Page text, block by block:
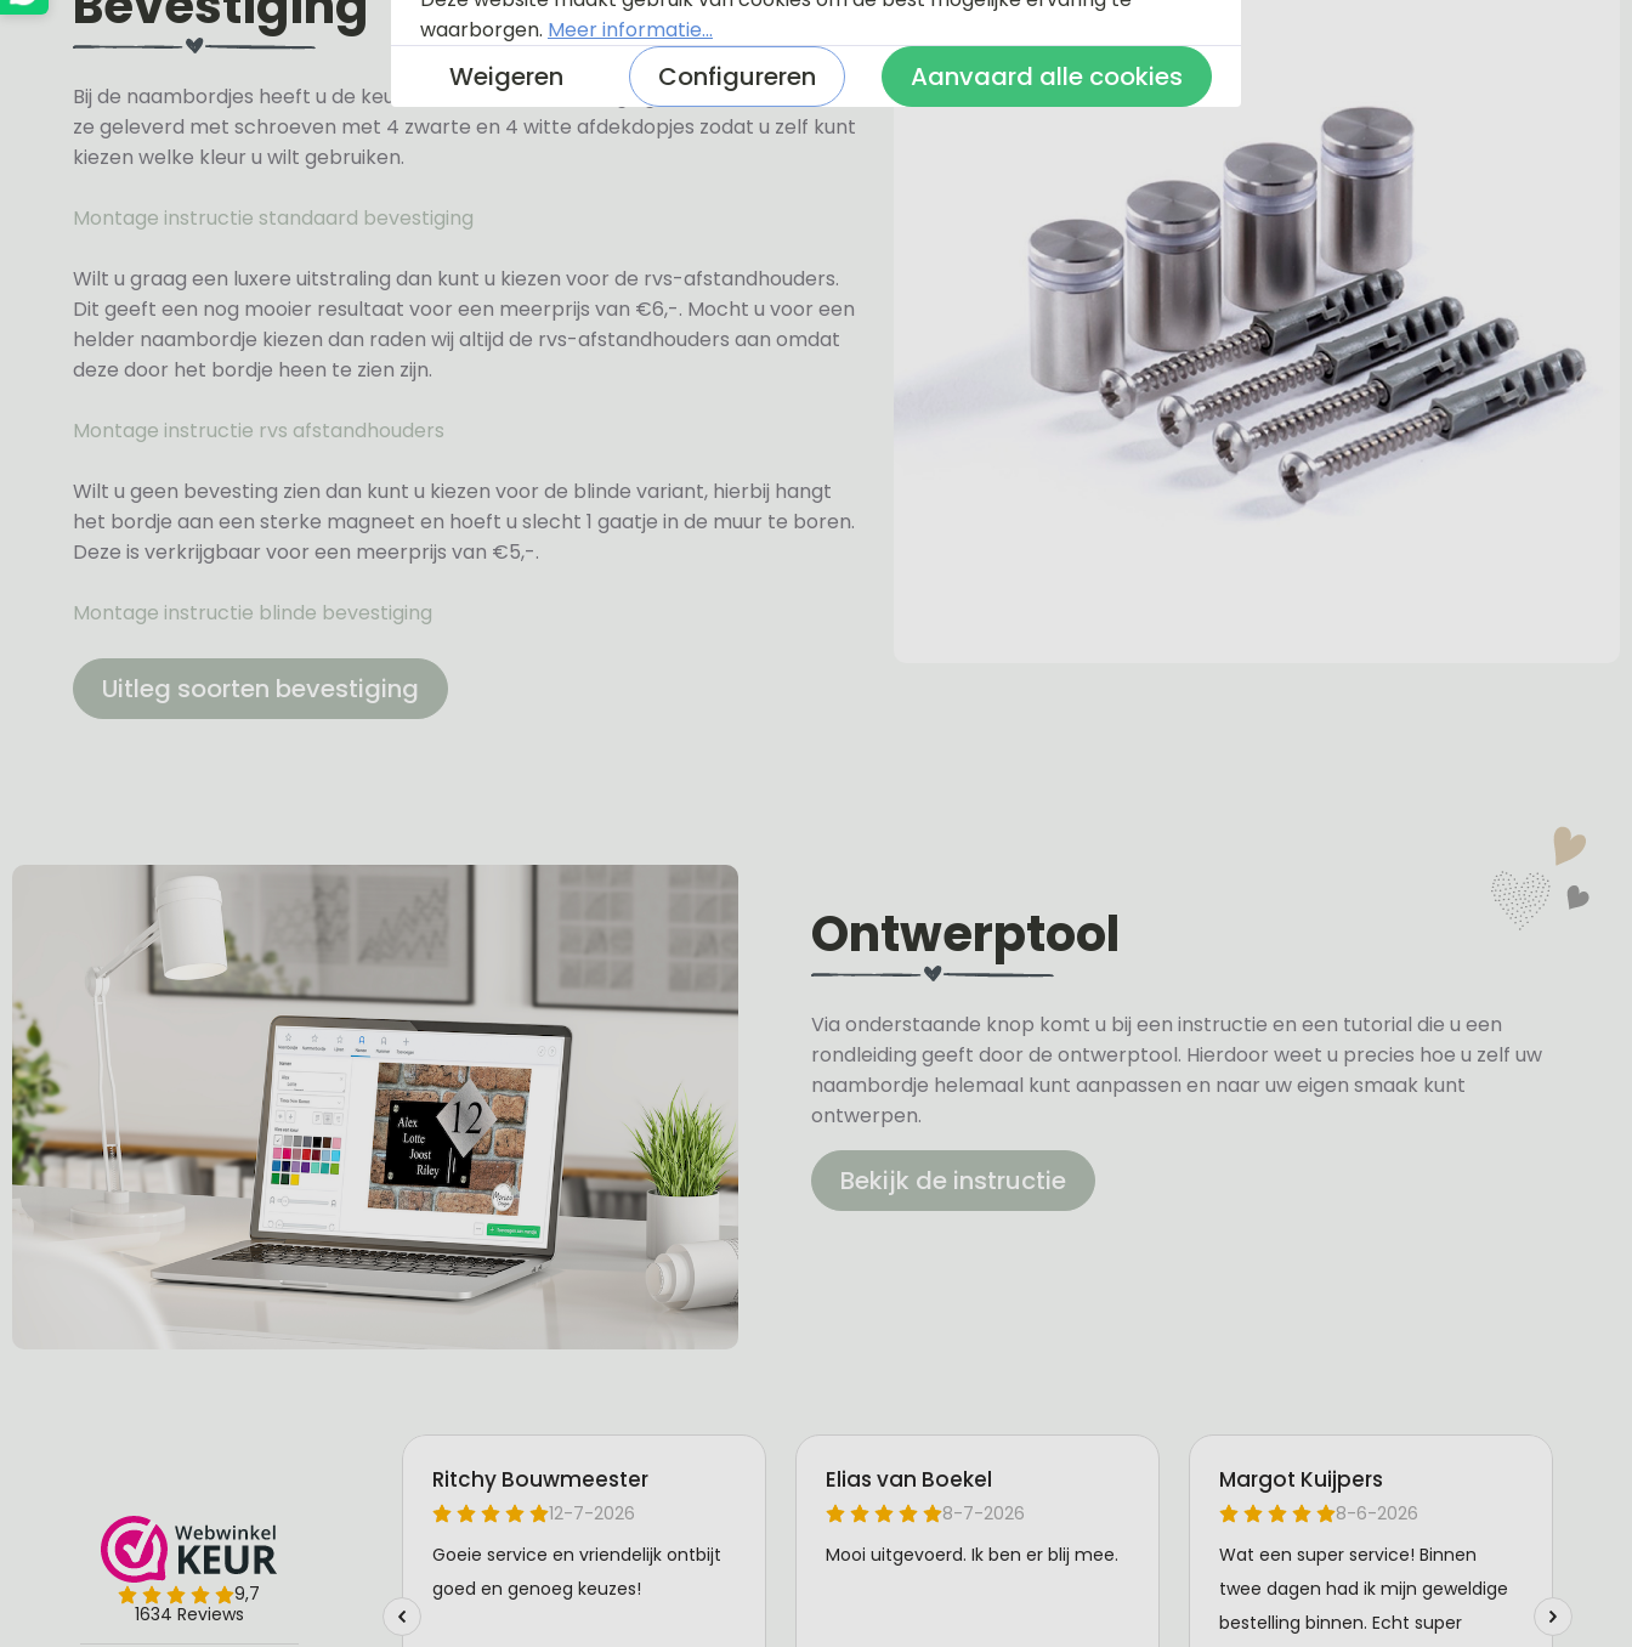
Bij de naambordjes heeft u de keuze uit 3 soorten bevestiging. Standaard worden
ze geleverd met schroeven met 4 zwarte en 4 witte afdekdopjes zodat u zelf kunt
kiezen welke kleur u wilt gebruiken.
Montage instructie standaard bevestiging
Wilt u graag een luxere uitstraling dan kunt u kiezen voor de rvs-afstandhouders.
Dit geeft een nog mooier resultaat voor een meerprijs van €6,-. Mocht u voor een
helder naambordje kiezen dan raden wij altijd de rvs-afstandhouders aan omdat
deze door het bordje heen te zien zijn.
Montage instructie rvs afstandhouders
Wilt u geen bevesting zien dan kunt u kiezen voor de blinde variant, hierbij hangt
het bordje aan een sterke magneet en hoeft u slecht 1 gaatje in de muur te boren.
Deze is verkrijgbaar voor een meerprijs van €5,-.
Montage instructie blinde bevestiging
Uitleg soorten bevestiging
Ontwerptool
Via onderstaande knop komt u bij een instructie en een tutorial die u een
rondleiding geeft door de ontwerptool. Hierdoor weet u precies hoe u zelf uw
naambordje helemaal kunt aanpassen en naar uw eigen smaak kunt
ontwerpen.
Bekijk de instructie
waarborgen. Meer informatie...
Weigeren Configureren Aanvaard alle cookies